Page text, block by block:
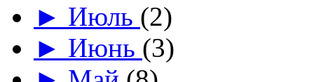
► Июль (2)
► Июнь (3)